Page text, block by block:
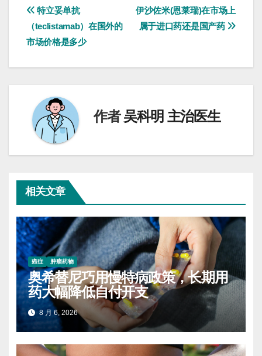
文
章
导
伊沙佐米(恩莱瑞)在市场上
属于进口药还是国产药
特立妥单抗
（teclistamab）在国外的
市场价格是多少
作者吴科明 主治医生
相关文章
癌症 肿瘤药物
奥希替尼巧用慢特病政策，长期用
药大幅降低自付开支
8 月 6, 2026